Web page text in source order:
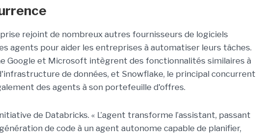
rejoint de nombreux autres fournisseurs de logiciels
agents pour aider les entreprises à automatiser leurs tâches.
Google et Microsoft intègrent des fonctionnalités similaires à
de données, et Snowflake, le principal concurrent
des agents à son portefeuille d'offres.
de Databricks. « L’agent transforme l’assistant, passant
de code à un agent autonome capable de planifier,